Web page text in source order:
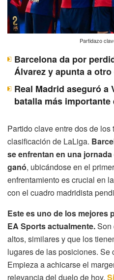
Partidazo
Barcelona da por
Álvarez y apunta a
Real Madrid aseguró a
batalla más importante
Partido clave entre dos de los
clasificación de LaLiga.
se enfrentan en una
ganó, ubicándose en el
enfrentamiento es crucial en
con el cuadro madridista
Este es uno de los mejores
EA Sports actualmente.Son
altos, similares y que los
lugares de las posiciones. Se
Empieza a achicarse el
relevancia del duelo de hoy.